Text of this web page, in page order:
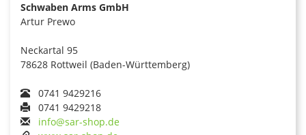
Schwaben Arms GmbH
Artur Prewo
Neckartal 95
78628 Rottweil (Baden-Württemberg)
0741 9429216
0741 9429218
info@sar-shop.de